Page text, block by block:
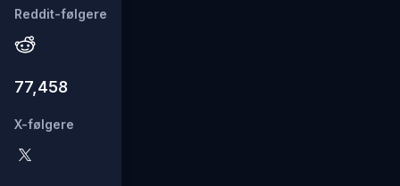
Reddit-følgere
77,458
X-følgere